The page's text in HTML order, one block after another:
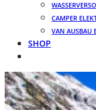
CAMPER
VAN AUSBAU
SHOP